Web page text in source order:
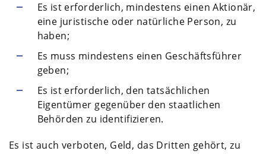
Es ist erforderlich, mindestens einen Aktionär,
eine juristische oder natürliche Person, zu
haben;
Es muss mindestens einen Geschäftsführer
geben;
Es ist erforderlich, den tatsächlichen
Eigentümer gegenüber den staatlichen
Behörden zu identifizieren.
Es ist auch verboten, Geld, das Dritten gehört, zu